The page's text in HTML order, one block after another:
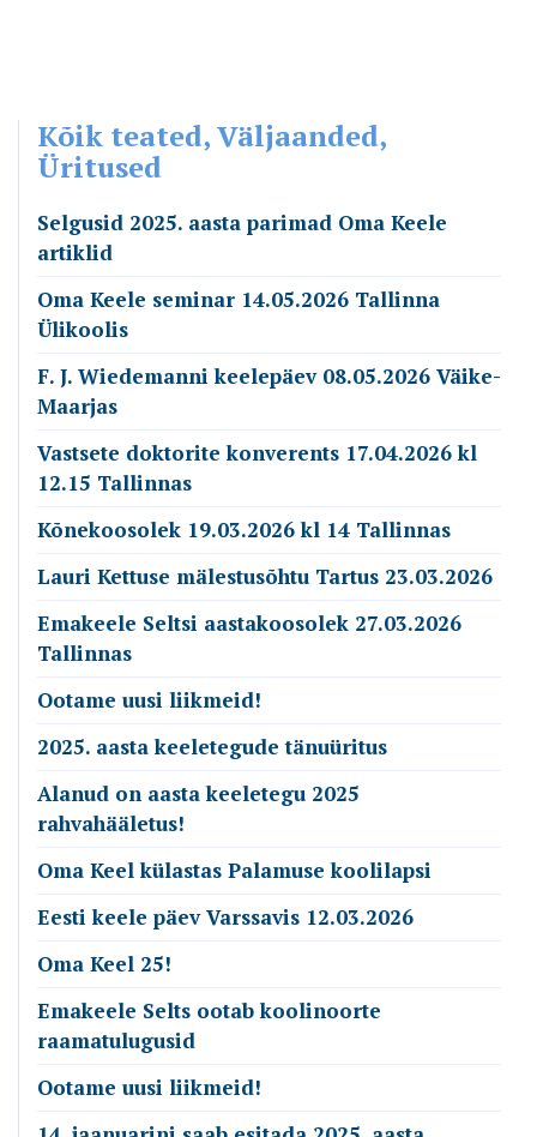
Kõik teated, Väljaanded,
Üritused
Selgusid 2025. aasta parimad Oma Keele
artiklid
Oma Keele seminar 14.05.2026 Tallinna
Ülikoolis
F. J. Wiedemanni keelepäev 08.05.2026 Väike-
Maarjas
Vastsete doktorite konverents 17.04.2026 kl
12.15 Tallinnas
Kõnekoosolek 19.03.2026 kl 14 Tallinnas
Lauri Kettuse mälestusõhtu Tartus 23.03.2026
Emakeele Seltsi aastakoosolek 27.03.2026
Tallinnas
Ootame uusi liikmeid!
2025. aasta keeletegude tänuüritus
Alanud on aasta keeletegu 2025
rahvahääletus!
Oma Keel külastas Palamuse koolilapsi
Eesti keele päev Varssavis 12.03.2026
Oma Keel 25!
Emakeele Selts ootab koolinoorte
raamatulugusid
Ootame uusi liikmeid!